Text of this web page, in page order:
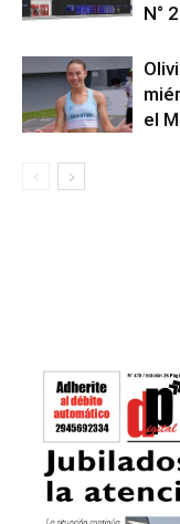
N°
el